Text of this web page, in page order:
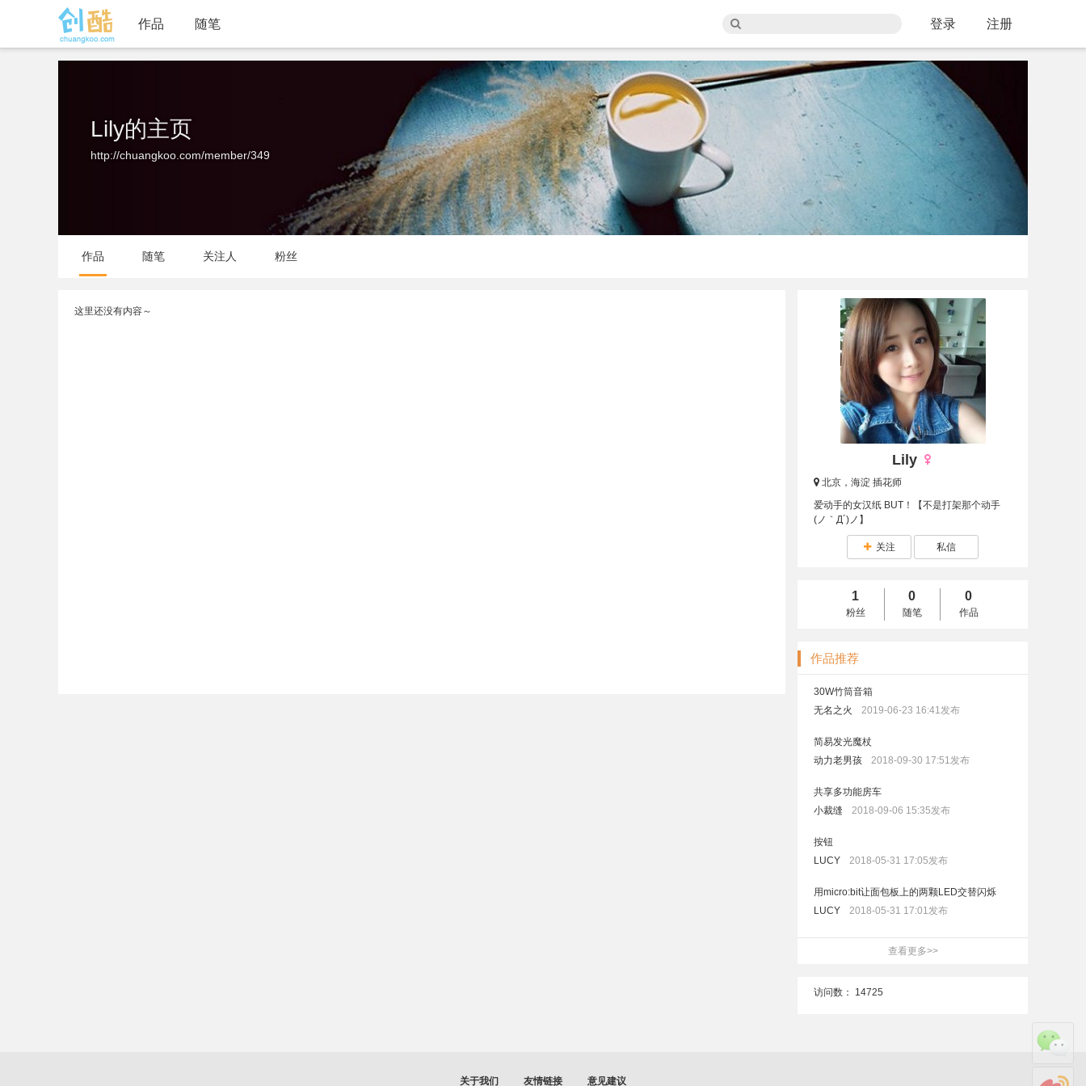
作品 随笔 登录 注册
Lily的主页
http://chuangkoo.com/member/349
作品 随笔 关注人 粉丝
这里还没有内容～
Lily
北京，海淀 插花师
爱动手的女汉纸 BUT！【不是打架那个动手
(ノ｀Д´)ノ】
关注 私信
1
粉丝
0
随笔
0
作品
作品推荐
30W竹筒音箱
无名之火
2019-06-23 16:41发布
简易发光魔杖
动力老男孩
2018-09-30 17:51发布
共享多功能房车
小裁缝
2018-09-06 15:35发布
按钮
LUCY
2018-05-31 17:05发布
用micro:bit让面包板上的两颗LED交替闪烁
LUCY
2018-05-31 17:01发布
查看更多>>
访问数： 14725
关于我们 友情链接 意见建议